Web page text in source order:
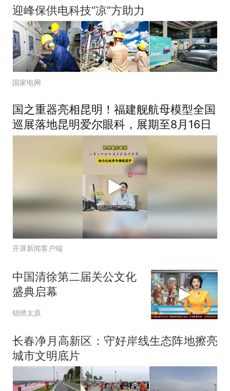
迎峰保供电科技“凉”方助力
国家电网
国之重器亮相昆明！福建舰航母模型全国
巡展落地昆明爱尔眼科，展期至8月16日
开屏新闻客户端
中国清徐第二届关公文化
盛典启幕
锦绣太原
长春净月高新区：守好岸线生态阵地擦亮
城市文明底片